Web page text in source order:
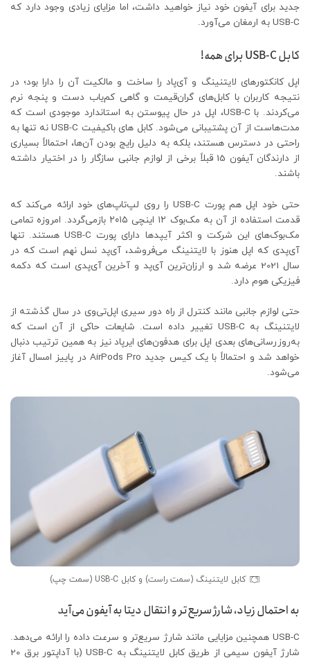
جدید برای آیفون خود نیاز خواهید داشت، اما مزایای زیادی وجود دارد که
USB-C به ارمغان می‌آورد.
کابل USB-C برای همه!
اپل کانکتورهای لایتنینگ و آی‌پاد را ساخت و مالکیت آن را دارا بود؛ در
نتیجه کاربران با کابل‌های گران‌قیمت و گاهی کم‌یاب دست و پنجه نرم
می‌کردند. با USB-C، اپل در حال پیوستن به استاندارد موجودی است که
مدت‌هاست از آن پشتیبانی می‌شود. کابل های باکیفیت USB-C نه تنها به
راحتی در دسترس هستند، بلکه به دلیل رایج بودن آن‌ها، احتمالاً بسیاری
از دارندگان آیفون 15 قبلاً برخی از لوازم جانبی سازگار را در اختیار داشته
باشند.
حتی خود اپل هم پورت USB-C را روی لپ‌تاپ‌های خود ارائه می‌کند که
قدمت استفاده از آن به مک‌بوک ۱۲ اینچی ۲۰۱۵ بازمی‌گردد. امروزه تمامی
مک‌بوک‌های این شرکت و اکثر آیپدها دارای پورت USB-C هستند. تنها
آی‌پدی که اپل هنوز با لایتنینگ می‌فروشد، آی‌پد نسل نهم است که در
سال 2021 عرضه شد و ارزان‌ترین آی‌پد و آخرین آی‌پدی است که دکمه
فیزیکی هوم دارد.
حتی لوازم جانبی مانند کنترل از راه دور سیری اپل‌تی‌وی در سال گذشته از
لایتنینگ به USB-C تغییر داده است. شایعات حاکی از آن است که
به‌روزرسانی‌های بعدی اپل برای هدفون‌های ایرپاد نیز به همین ترتیب دنبال
خواهد شد و احتمالاً با یک کیس جدید AirPods Pro در پاییز امسال آغاز
می‌شود.
کابل لایتنینگ (سمت راست) و کابل USB-C (سمت چپ)
به احتمال زیاد، شارژ سریع‌تر و انتقال دیتا به آیفون می‌آید
USB-C همچنین مزایایی مانند شارژ سریع‌تر و سرعت داده را ارائه می‌دهد.
شارژ آیفون سیمی از طریق کابل لایتنینگ به USB-C (با آداپتور برق 20